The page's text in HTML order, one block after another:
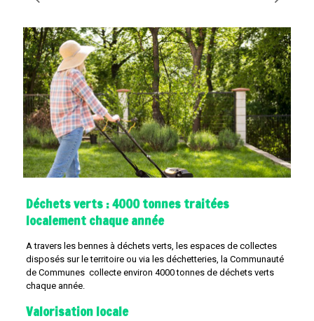
Déchets verts : 4000 tonnes traitées
localement chaque année
A travers les bennes à déchets verts, les espaces de collectes
disposés sur le territoire ou via les déchetteries, la Communauté
de Communes collecte environ 4000 tonnes de déchets verts
chaque année.
Valorisation locale